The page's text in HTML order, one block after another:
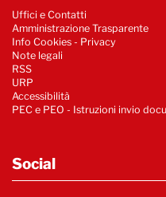
Uffici e Contatti
Amministrazione Trasparente
Info Cookies - Privacy
Note legali
RSS
URP
Accessibilità
PEC e PEO - Istruzioni invio
Social